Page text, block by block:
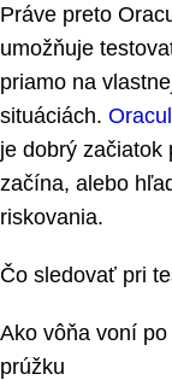
Práve preto
umožňuje
priamo na
situáciách.
je dobrý začiatok
začína, alebo
riskovania.
Čo sledovať pri
Ako vôňa voní
prúžku